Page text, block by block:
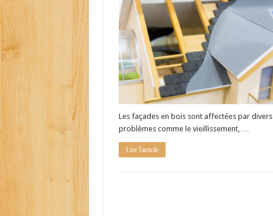
Les façades en bois sont affectées par divers
problèmes comme le vieillissement, …
Lire l'article